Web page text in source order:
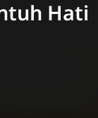
Hati